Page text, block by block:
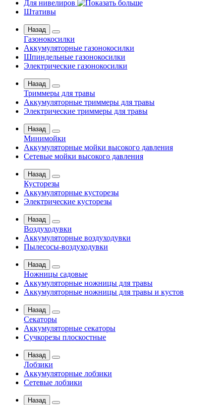
Для нивелиров
Штативы
Назад
Газонокосилки
Аккумуляторные газонокосилки
Шпиндельные газонокосилки
Электрические газонокосилки
Назад
Триммеры для травы
Аккумуляторные триммеры для травы
Электрические триммеры для травы
Назад
Минимойки
Аккумуляторные мойки высокого давления
Сетевые мойки высокого давления
Назад
Кусторезы
Аккумуляторные кусторезы
Электрические кусторезы
Назад
Воздуходувки
Аккумуляторные воздуходувки
Пылесосы-воздуходувки
Назад
Ножницы садовые
Аккумуляторные ножницы для травы
Аккумуляторные ножницы для травы и кустов
Назад
Секаторы
Аккумуляторные секаторы
Сучкорезы плоскостные
Назад
Лобзики
Аккумуляторные лобзики
Сетевые лобзики
Назад